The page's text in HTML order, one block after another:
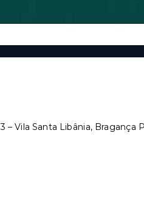
– Vila Santa Libânia, Bragança